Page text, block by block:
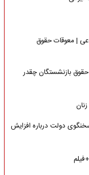
| معوقات حقوق
بازنشستگان چقدر
دولت درباره افزایش